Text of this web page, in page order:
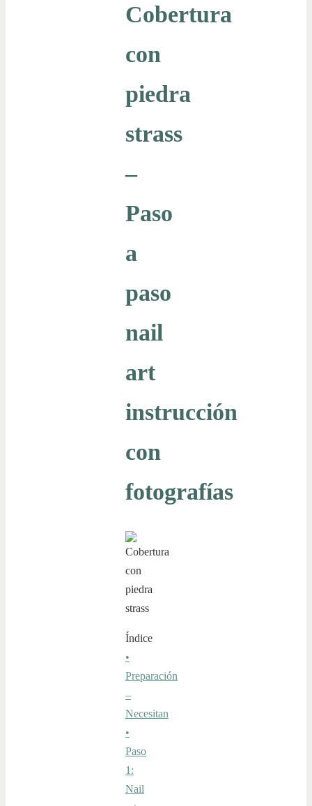
Cobertura
con
piedra
strass
–
Paso
a
paso
nail
art
instrucción
con
fotografías
Índice
•
Preparación
–
Necesitan
•
Paso
1:
Nail